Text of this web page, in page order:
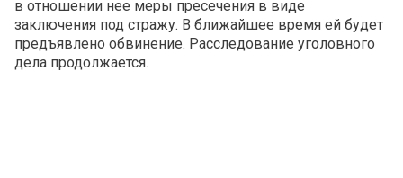
в отношении нее меры пресечения в виде
заключения под стражу. В ближайшее время ей будет
предъявлено обвинение. Расследование уголовного
дела продолжается.